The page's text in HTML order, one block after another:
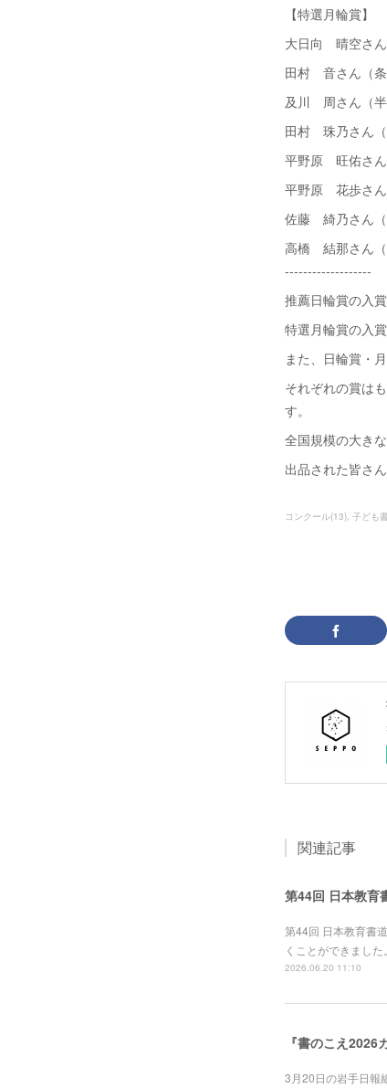
【特選月輪賞】
大日向 晴空さん
田村 音さん（条
及川 周さん（半
田村 珠乃さん（
平野原 旺佑さん
平野原 花歩さん
佐藤 綺乃さん（
高橋 結那さん（
-------------------
推薦日輪賞の入
特選月輪賞の入
また、日輪賞・
それぞれの賞は
す。
全国規模の大き
出品された皆さ
コンクール(13) 子ども
関連記事
第44回 日本教育
第44回 日本教育書
くことができまし
2026.06.20 11:10
『書のこえ
3月20日の岩手日報